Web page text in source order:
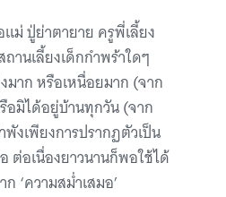
แม่ ปู่ย่าตายาย ครูพี่เลี้ยง
านเลี้ยงเด็กกำพร้าใดๆ
มาก หรือเหนื่อยมาก (จาก
มิได้อยู่บ้านทุกวัน (จาก
งเพียงการปรากฏตัวเป็น
ต่อเนื่องยาวนานก็พอใช้ได้
‘ความสม่ำเสมอ’